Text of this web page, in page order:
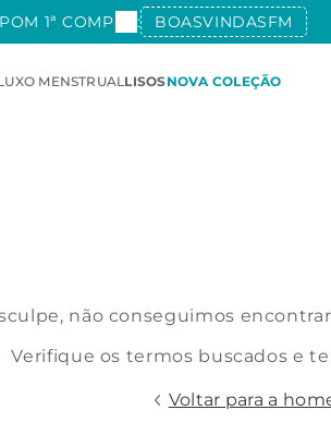
1ª COMPRA: BOASVINDASFM
MENSTRUALLISOSNOVA COLEÇÃO
não conseguimos
Verifique os termos buscados e
Voltar para a